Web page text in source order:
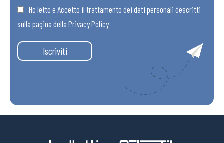
Ho letto e Accetto il trattamento dei dati personali descritti
sulla pagina della Privacy Policy
Iscriviti